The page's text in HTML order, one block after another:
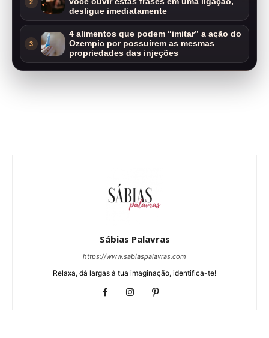
2
desligue imediatamente
3
4 alimentos que podem “imitar” a ação do
Ozempic por possuírem as mesmas
propriedades das injeções
Sábias Palavras
https://www.sabiaspalavras.com
Relaxa, dá largas à tua imaginação, identifica-te!